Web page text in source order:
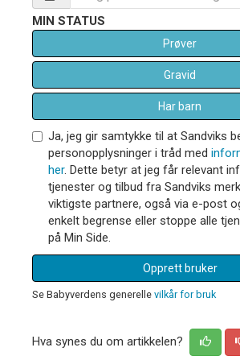
MIN STATUS
Prøver
Gravid
Har barn
Ja, jeg gir samtykke til at Sandviks
personopplysninger i tråd med
her. Dette betyr at jeg får relevant
tjenester og tilbud fra Sandviks
viktigste partnere, også via e-post
enkelt begrense eller stoppe alle
på Min Side.
Opprett bruker
Se Babyverdens generelle vilkår for bruk
Hva synes du om artikkelen?